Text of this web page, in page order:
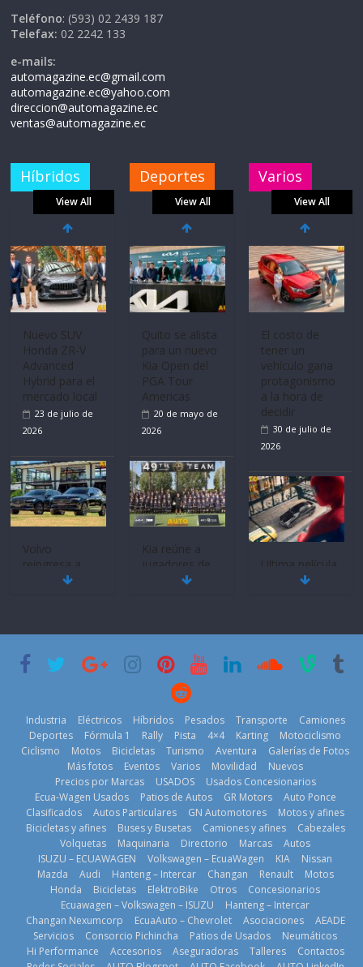
Teléfono: (593) 02 2439 187
Telefax: 02 2242 133
e-mails:
automagazine.ec@gmail.com
automagazine.ec@yahoo.com
direccion@automagazine.ec
ventas@automagazine.ec
Híbridos
View All
Volvo
reingresa a
Ecuador de la
mano de
Inchcape y
lanza dos
PHEV
2026
Mercado
2026
4 de agosto de
BMW, Toyota,
Bosch y
prueban flota
que usa
gasolina 100%
renovable
25 de julio de
2026
Deportes
View All
La FEDAK
recibe 12
Sinotruk
Bolden para
cubrir las rutas
de La Vuelta
31 de julio de
Quito se alista
para un nuevo
2026
Kia reúne a
jugadores de
fútbol de todo
el mundo en
‘Kia OMBC
Cup’
6 de mayo de
2026
Varios
View All
Ultima película
‘Spider‑Man:
Brand New
Day’ pone en
escena a
BMW
29 de julio de
2026
¿Qué puede
pasar con tu
3 de agosto de
La FEDAK
recibe 12
Sinotruk
Bolden para
cubrir las rutas
de La Vuelta
31 de julio de
2026
Industria Eléctricos Híbridos Pesados Transporte
Camiones
Deportes
Fórmula 1 Rally Pista 4×4 Karting
Motociclismo
Ciclismo
Motos Bicicletas Turismo Aventura
Galerías de Fotos
Más fotos
Eventos Varios Movilidad
Nuevos
Precios por Marcas
USADOS
Usados Concesionarios
Ecua-Wagen Usados
Patios de Autos GR Motors
Auto Ponce
Clasificados
Autos Particulares GN Automotores
Motos y afines
Bicicletas y afines
Buses y Busetas Camiones y afines
Cabezales
Volquetas
Maquinaria Directorio Marcas
Autos
ISUZU – ECUAWAGEN
Volkswagen – EcuaWagen KIA
Nissan
Mazda
Audi Hanteng – Intercar Changan Renault
Motos
Honda
Bicicletas ElektroBike Otros
Concesionarios
Ecuawagen – Volkswagen – ISUZU
Hanteng – Intercar
Changan Nexumcorp
EcuaAuto – Chevrolet Asociaciones
AEADE
Servicios
Consorcio Pichincha Patios de Usados
Neumáticos
Hi Performance
Accesorios Aseguradoras Talleres
Contactos